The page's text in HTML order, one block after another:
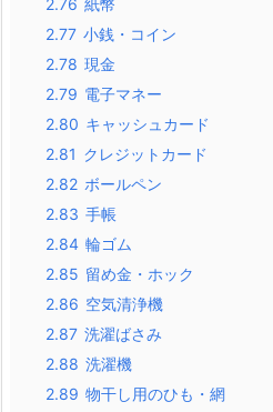
2.76 紙幣
2.77 小銭・コイン
2.78 現金
2.79 電子マネー
2.80 キャッシュカード
2.81 クレジットカード
2.82 ボールペン
2.83 手帳
2.84 輪ゴム
2.85 留め金・ホック
2.86 空気清浄機
2.87 洗濯ばさみ
2.88 洗濯機
2.89 物干し用のひも・網